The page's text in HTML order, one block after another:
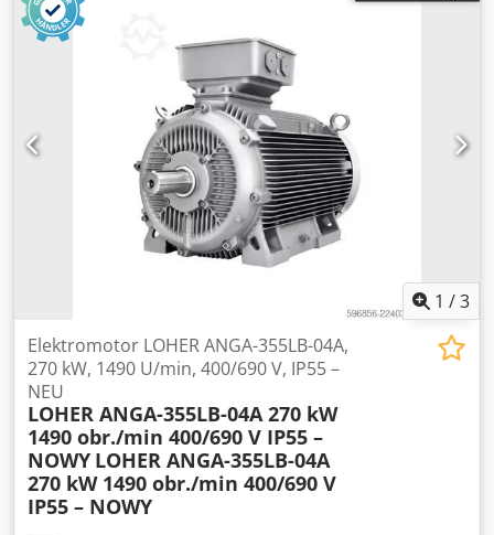
1 /3
Elektromotor LOHER ANGA-355LB-04A,
270 kW, 1490 U/min, 400/690 V, IP55 –
NEU
LOHER ANGA-355LB-04A 270 kW
1490 obr./min 400/690 V IP55 –
NOWY LOHER ANGA-355LB-04A
270 kW 1490 obr./min 400/690 V
IP55 – NOWY